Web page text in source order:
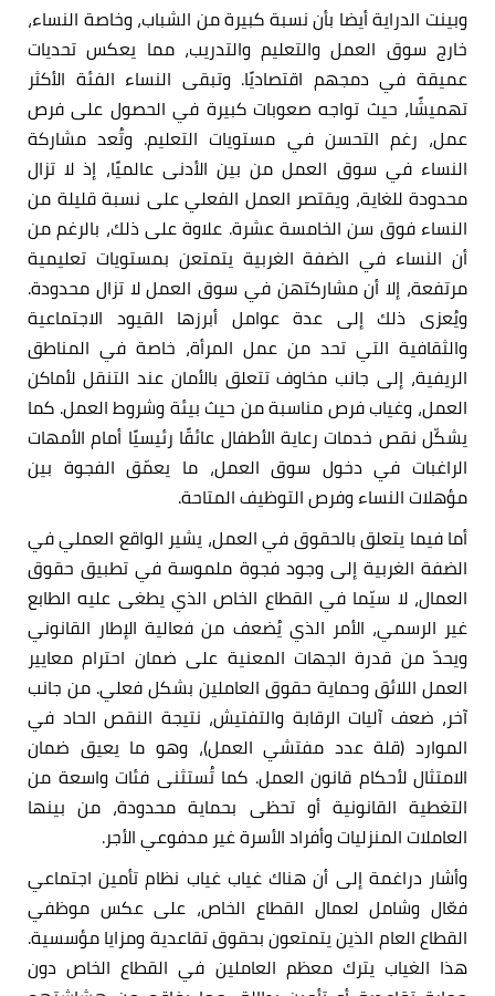
وبينت الدراية أيضا بأن نسبة كبيرة من الشباب، وخاصة النساء،
خارج سوق العمل والتعليم والتدريب، مما يعكس تحديات
عميقة في دمجهم اقتصاديًا. وتبقى النساء الفئة الأكثر
تهميشًا، حيث تواجه صعوبات كبيرة في الحصول على فرص
عمل، رغم التحسن في مستويات التعليم. وتُعد مشاركة
النساء في سوق العمل من بين الأدنى عالميًا، إذ لا تزال
محدودة للغاية، ويقتصر العمل الفعلي على نسبة قليلة من
النساء فوق سن الخامسة عشرة. علاوة على ذلك، بالرغم من
أن النساء في الضفة الغربية يتمتعن بمستويات تعليمية
مرتفعة، إلا أن مشاركتهن في سوق العمل لا تزال محدودة.
ويُعزى ذلك إلى عدة عوامل أبرزها القيود الاجتماعية
والثقافية التي تحد من عمل المرأة، خاصة في المناطق
الريفية، إلى جانب مخاوف تتعلق بالأمان عند التنقل لأماكن
العمل، وغياب فرص مناسبة من حيث بيئة وشروط العمل. كما
يشكّل نقص خدمات رعاية الأطفال عائقًا رئيسيًا أمام الأمهات
الراغبات في دخول سوق العمل، ما يعمّق الفجوة بين
مؤهلات النساء وفرص التوظيف المتاحة.
أما فيما يتعلق بالحقوق في العمل، يشير الواقع العملي في
الضفة الغربية إلى وجود فجوة ملموسة في تطبيق حقوق
العمال، لا سيّما في القطاع الخاص الذي يطغى عليه الطابع
غير الرسمي، الأمر الذي يُضعف من فعالية الإطار القانوني
ويحدّ من قدرة الجهات المعنية على ضمان احترام معايير
العمل اللائق وحماية حقوق العاملين بشكل فعلي. من جانب
آخر، ضعف آليات الرقابة والتفتيش، نتيجة النقص الحاد في
الموارد (قلة عدد مفتشي العمل)، وهو ما يعيق ضمان
الامتثال لأحكام قانون العمل. كما تُستثنى فئات واسعة من
التغطية القانونية أو تحظى بحماية محدودة، من بينها
العاملات المنزليات وأفراد الأسرة غير مدفوعي الأجر.
وأشار دراغمة إلى أن هناك غياب غياب نظام تأمين اجتماعي
فعّال وشامل لعمال القطاع الخاص، على عكس موظفي
القطاع العام الذين يتمتعون بحقوق تقاعدية ومزايا مؤسسية.
هذا الغياب يترك معظم العاملين في القطاع الخاص دون